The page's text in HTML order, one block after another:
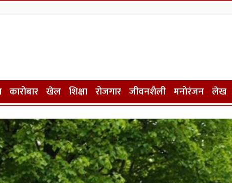
कारोबार खेल शिक्षा रोजगार जीवनशैली मनोरंजन लेख